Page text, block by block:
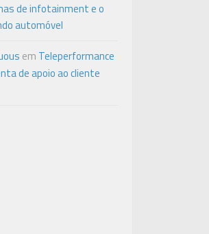
de infotainment e o
automóvel
em Teleperformance
de apoio ao cliente